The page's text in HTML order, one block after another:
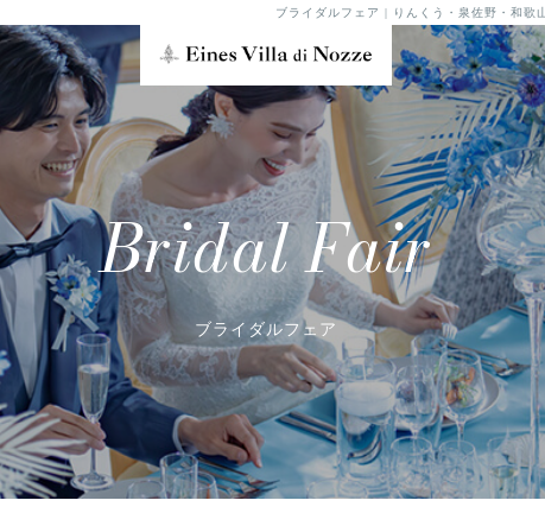
ブライダルフェア | りんくう・泉佐野・和歌
Bridal Fair
ブライダルフェア